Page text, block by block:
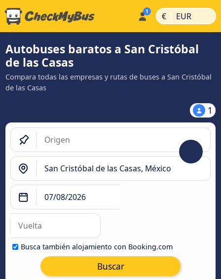
€ | EUR |
Autobuses baratos a San Cristóbal
de las Casas
Compara todas las empresas y rutas de buses a San Cristóbal
de las Casas
1
Busca también alojamiento con Booking.com
Buscar